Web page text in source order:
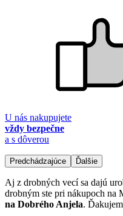
U nás nakupujete
vždy bezpečne
a s dôverou
Predchádzajúce Ďalšie
Aj z drobných vecí sa dajú
drobným ste pri nákupoch na
na Dobrého Anjela.